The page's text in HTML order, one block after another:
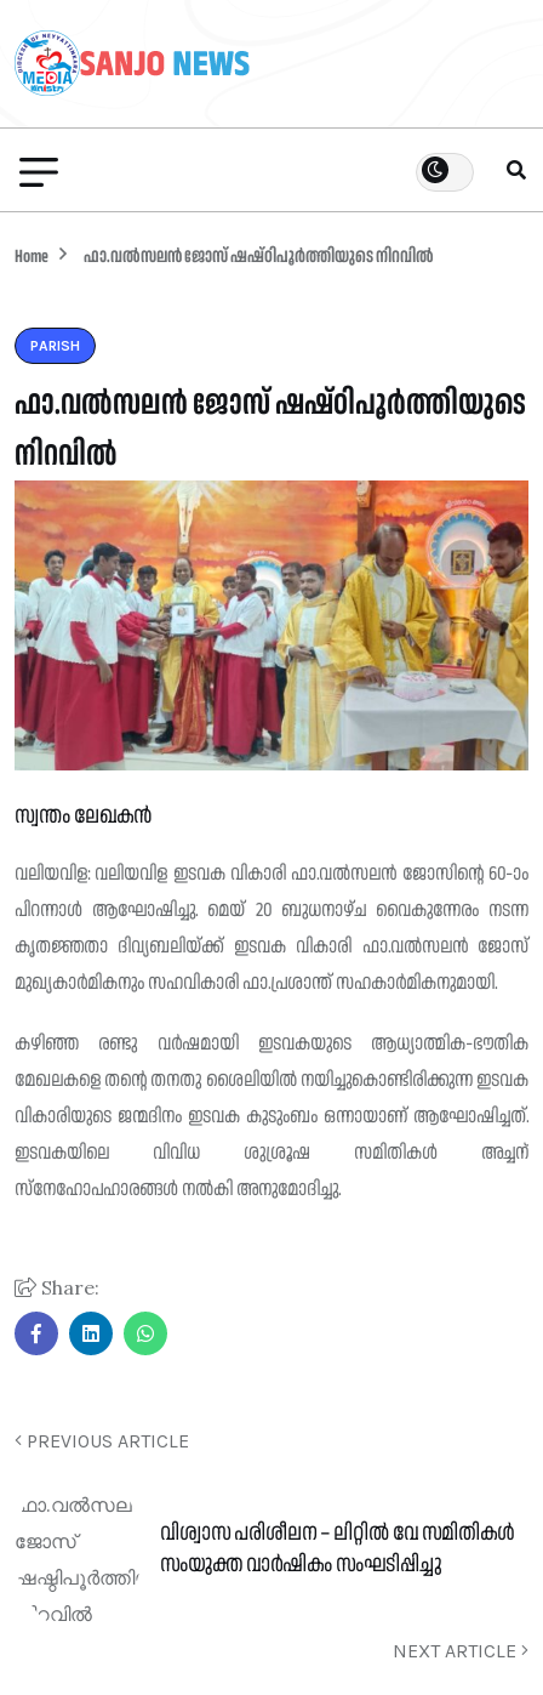
Home ഫാ.വൽസലൻ ജോസ് ഷഷ്ഠിപൂർത്തിയുടെ നിറവിൽ
PARISH
ഫാ.വൽസലൻ ജോസ് ഷഷ്ഠിപൂർത്തിയുടെ
നിറവിൽ
സ്വന്തം ലേഖകൻ
വലിയവിള: വലിയവിള ഇടവക വികാരി ഫാ.വൽസലൻ ജോസിന്റെ 60-ാം
പിറന്നാൾ ആഘോഷിച്ചു. മെയ് 20 ബുധനാഴ്ച വൈകുന്നേരം നടന്ന
കൃതജ്ഞതാ ദിവ്യബലിയ്ക്ക് ഇടവക വികാരി ഫാ.വൽസലൻ ജോസ്
മുഖ്യകാർമികനും സഹവികാരി ഫാ.പ്രശാന്ത് സഹകാർമികനുമായി.
കഴിഞ്ഞ രണ്ടു വർഷമായി ഇടവകയുടെ ആധ്യാത്മിക-ഭൗതിക
മേഖലകളെ തന്റെ തനതു ശൈലിയിൽ നയിച്ചുകൊണ്ടിരിക്കുന്ന ഇടവക
വികാരിയുടെ ജന്മദിനം ഇടവക കുടുംബം ഒന്നായാണ് ആഘോഷിച്ചത്.
ഇടവകയിലെ വിവിധ ശുശ്രൂഷ സമിതികൾ അച്ചന്
സ്നേഹോപഹാരങ്ങൾ നൽകി അനുമോദിച്ചു.
Share:
PREVIOUS ARTICLE
വിശ്വാസ പരിശീലന – ലിറ്റിൽ വേ സമിതികൾ
സംയുക്ത വാർഷികം സംഘടിപ്പിച്ചു
NEXT ARTICLE